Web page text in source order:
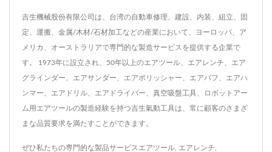
吉生機械股份有限公司は、台湾の自動車修理、建設、内装、組立、固
定、運搬、金属/木材/石材加工などの産業において、ヨーロッパ、ア
メリカ、オーストラリアで専門的な製造サービスを提供する企業で
す。 1973年に設立され、50年以上のエアツール、エアレンチ、エア
グラインダー、エアサンダー、エアポリッシャー、エアバフ、エアハ
ンマー、エアドリル、エアドライバー、真空吸盤工具、ロボットアー
ム用エアツールの製造経験を持つ吉生氣動工具は、常に顧客のさまざ
まな品質要求を満たすことができます。
ぜひ私たちの専門的な製品サービス エアツール エアレンチ